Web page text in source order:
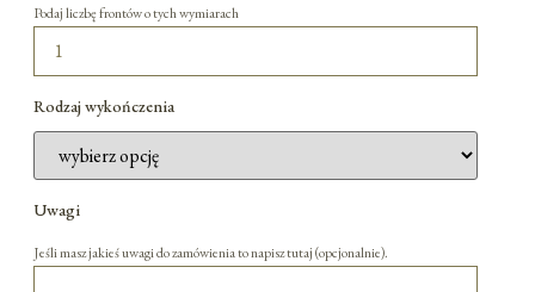
Podaj liczbę frontów o tych wymiarach
Rodzaj wykończenia
Uwagi
Jeśli masz jakieś uwagi do zamówienia to napisz tutaj (opcjonalnie).